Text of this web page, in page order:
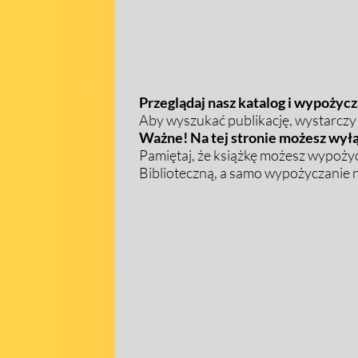
Przeglądaj nasz katalog i
Aby wyszukać publikację,
Ważne! Na tej stronie możesz
Pamiętaj, że książkę możesz
Biblioteczną, a samo wypożyczanie